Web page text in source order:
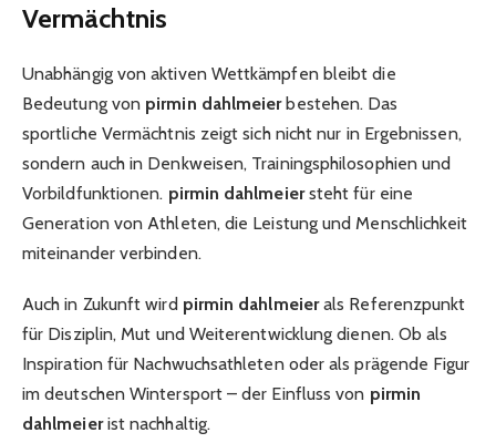
Vermächtnis
Unabhängig von aktiven Wettkämpfen bleibt die
Bedeutung von pirmin dahlmeierbestehen. Das
sportliche Vermächtnis zeigt sich nicht nur in Ergebnissen,
sondern auch in Denkweisen, Trainingsphilosophien und
Vorbildfunktionen. pirmin dahlmeiersteht für eine
Generation von Athleten, die Leistung und Menschlichkeit
miteinander verbinden.
Auch in Zukunft wird pirmin dahlmeierals Referenzpunkt
für Disziplin, Mut und Weiterentwicklung dienen. Ob als
Inspiration für Nachwuchsathleten oder als prägende Figur
im deutschen Wintersport – der Einfluss von pirmin
dahlmeierist nachhaltig.